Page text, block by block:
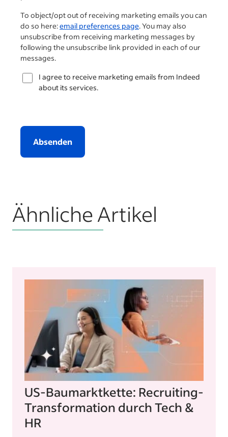
To object/opt out of receiving marketing emails you can
do so here:email preferences page. You may also
unsubscribe from receiving marketing messages by
following the unsubscribe link provided in each of our
messages.
I agree to receive marketing emails from Indeed
about its services.
Absenden
Ähnliche Artikel
US-Baumarktkette: Recruiting-
Transformation durch Tech &
HR